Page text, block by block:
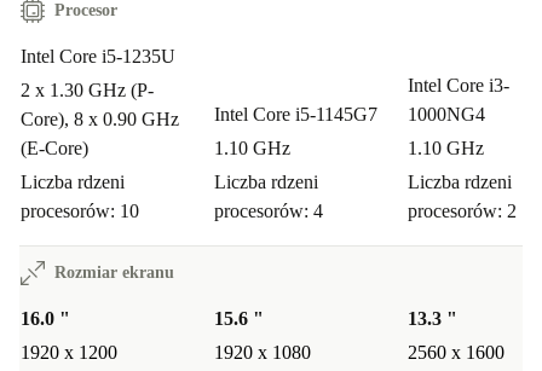
Procesor
Intel Core i5-1235U
2 x 1.30 GHz (P-
Core), 8 x 0.90 GHz
(E-Core)
Liczba rdzeni
procesorów: 10
Intel Core i5-1145G7
1.10 GHz
Liczba rdzeni
procesorów: 4
Intel Core i3-
1000NG4
1.10 GHz
Liczba rdzeni
procesorów: 2
Rozmiar ekranu
16.0 "
1920 x 1200
15.6 "
1920 x 1080
13.3 "
2560 x 1600